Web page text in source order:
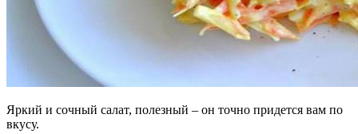
Яркий и сочный салат, полезный – он точно придется вам по
вкусу.